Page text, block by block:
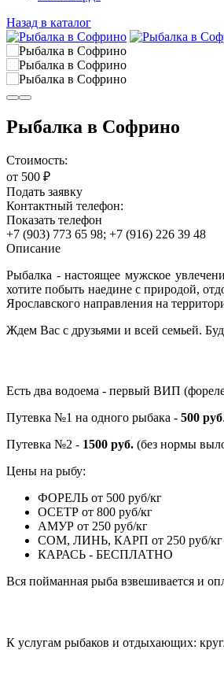
Назад в каталог
Рыбалка в Софрино
Стоимость:
от 500 ₽
Подать заявку
Контактный телефон:
Показать телефон
+7 (903) 773 65 98; +7 (916) 226 39 48
Описание
Рыбалка - настоящее мужское
хотите побыть наедине с природой,
Ярославского направления на
Ждем Вас с друзьями и всей семьей.
Есть два водоема - первый ВИП
Путевка №1 на одного рыбака - 500 руб
Путевка №2 - 1500 руб. (без нормы
Цены на рыбу:
ФОРЕЛЬ от 500 руб/кг
ОСЕТР от 800 руб/кг
АМУР от 250 руб/кг
СОМ, ЛИНЬ, КАРП от 250 руб/кг
КАРАСЬ - БЕСПЛАТНО
Вся пойманная рыба взвешивается и
К услугам рыбаков и отдыхающих: